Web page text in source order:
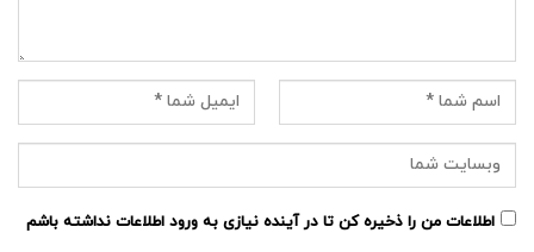
اطلاعات من را ذخیره کن تا در آینده نیازی به ورود اطلاعات نداشته باشم